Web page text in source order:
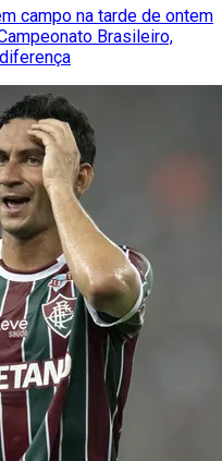
campo na tarde de ontem
Brasileiro,